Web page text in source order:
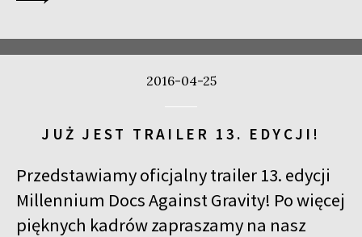
2016-04-25
JUŻ JEST TRAILER 13. EDYCJI!
Przedstawiamy oficjalny trailer 13. edycji
Millennium Docs Against Gravity! Po więcej
pięknych kadrów zapraszamy na nasz